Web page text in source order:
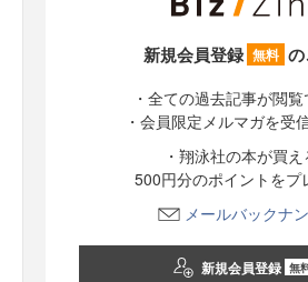
新規会員登録 無料
・全ての過去記事が閲
・会員限定メルマガを受
・翔泳社の本が買え
500円分のポイントをプ
メールバックナ
新規会員登録 無